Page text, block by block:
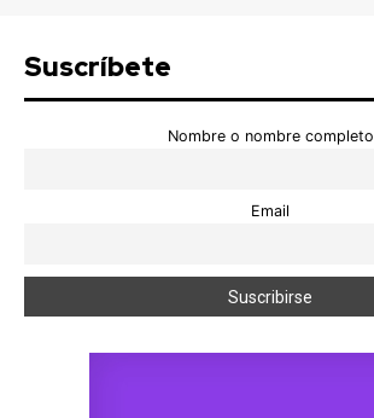
Suscríbete
Nombre o nombre completo
Email